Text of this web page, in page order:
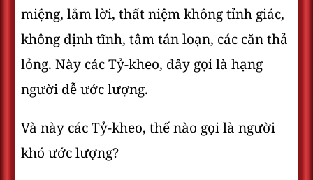
miệng, lắm lời, thất niệm không tỉnh giác,
không định tĩnh, tâm tán loạn, các căn thả
lỏng. Này các Tỷ-kheo, đây gọi là hạng
người dễ ước lượng.
Và này các Tỷ-kheo, thế nào gọi là người
khó ước lượng?